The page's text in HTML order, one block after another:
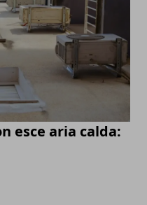
esce aria calda: